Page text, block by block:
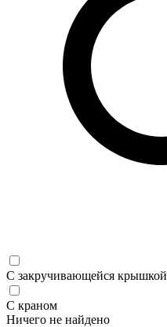
С закручивающейся крышкой
С краном
Ничего не найдено